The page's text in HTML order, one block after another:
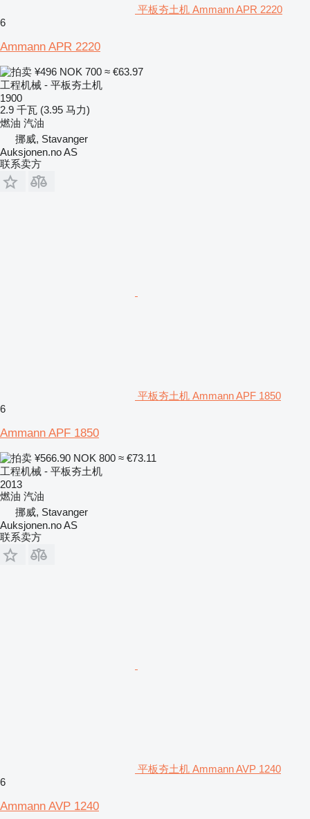
平板夯土机 Ammann APR 2220
6
Ammann APR 2220
¥496 NOK 700 ≈ €63.97
工程机械 - 平板夯土机
1900
2.9 千瓦 (3.95 马力)
燃油 汽油
挪威, Stavanger
Auksjonen.no AS
联系卖方
平板夯土机 Ammann APF 1850
6
Ammann APF 1850
¥566.90 NOK 800 ≈ €73.11
工程机械 - 平板夯土机
2013
燃油 汽油
挪威, Stavanger
Auksjonen.no AS
联系卖方
平板夯土机 Ammann AVP 1240
6
Ammann AVP 1240